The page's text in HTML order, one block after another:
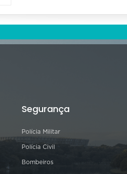
Segurança
Polícia Militar
Polícia Civil
Bombeiros